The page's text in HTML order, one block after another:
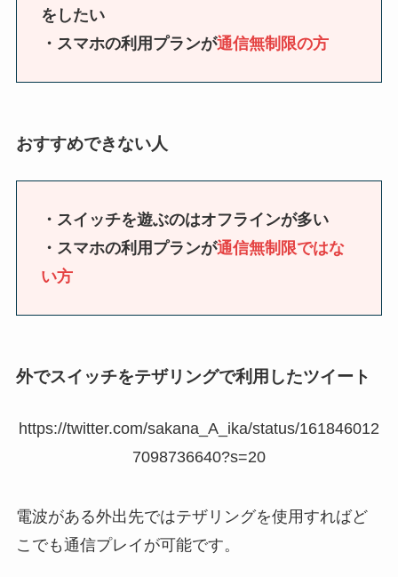
をしたい
・スマホの利用プランが通信無制限の方
おすすめできない人
・スイッチを遊ぶのはオフラインが多い
・スマホの利用プランが通信無制限ではな
い方
外でスイッチをテザリングで利用したツイート
https://twitter.com/sakana_A_ika/status/161846012
7098736640?s=20
電波がある外出先ではテザリングを使用すればど
こでも通信プレイが可能です。